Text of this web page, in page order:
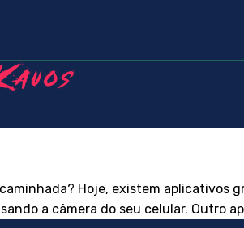
Hoje, existem aplicativos
a câmera do seu celular. Outro